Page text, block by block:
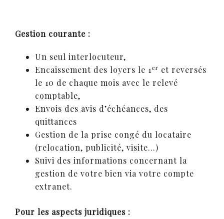
Gestion courante :
Un seul interlocuteur,
Encaissement des loyers le 1er et reversés
le 10 de chaque mois avec le relevé
comptable,
Envois des avis d’échéances, des
quittances
Gestion de la prise congé du locataire
(relocation, publicité, visite…)
Suivi des informations concernant la
gestion de votre bien via votre compte
extranet.
Pour les aspects juridiques :